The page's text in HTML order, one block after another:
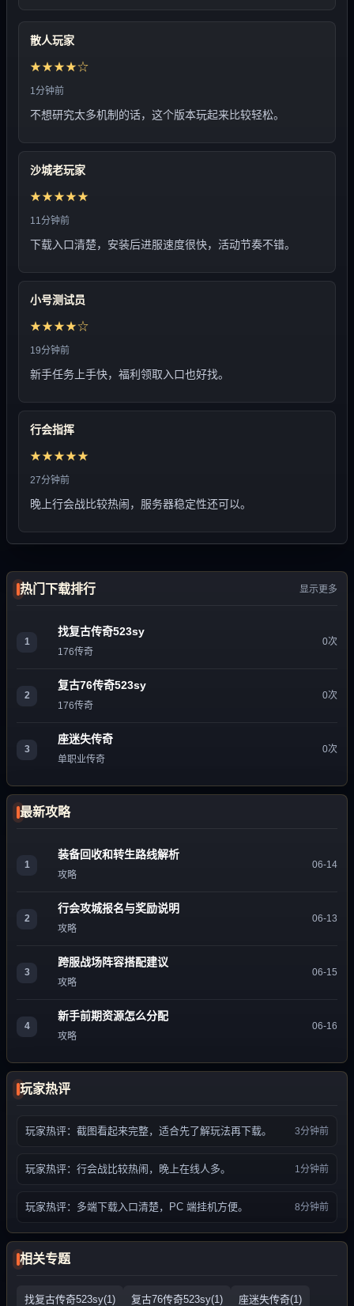
散人玩家
★★★★☆
1分钟前
不想研究太多机制的话，这个版本玩起来比较轻松。
沙城老玩家
★★★★★
11分钟前
下载入口清楚，安装后进服速度很快，活动节奏不错。
小号测试员
★★★★☆
19分钟前
新手任务上手快，福利领取入口也好找。
行会指挥
★★★★★
27分钟前
晚上行会战比较热闹，服务器稳定性还可以。
热门下载排行 显示更多
1
找复古传奇523sy
176传奇
0次
2
复古76传奇523sy
176传奇
0次
3
座迷失传奇
单职业传奇
0次
最新攻略
1
装备回收和转生路线解析
攻略
06-14
2
行会攻城报名与奖励说明
攻略
06-13
3
跨服战场阵容搭配建议
攻略
06-15
4
新手前期资源怎么分配
攻略
06-16
玩家热评
玩家热评：截图看起来完整，适合先了解玩法再下载。 3分钟前
玩家热评：行会战比较热闹，晚上在线人多。 1分钟前
玩家热评：多端下载入口清楚，PC 端挂机方便。 8分钟前
相关专题
找复古传奇523sy(1) 复古76传奇523sy(1) 座迷失传奇(1)